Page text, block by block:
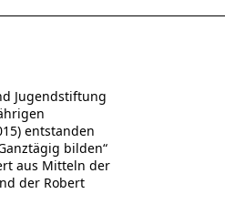
Jugendstiftung
entstanden
bilden“
aus Mitteln der
der Robert